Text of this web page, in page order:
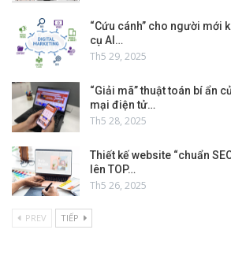
“Cứu cánh” cho người mới
cụ AI…
Th5 29, 2025
“Giải mã” thuật toán bí ẩn
mại điện tử…
Th5 28, 2025
Thiết kế website “chuẩn
lên TOP…
Th5 26, 2025
PREV TIẾP